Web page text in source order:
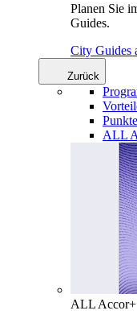
Planen Sie
Guides.
City Guides
Zurück
ALL
ALL Accor+